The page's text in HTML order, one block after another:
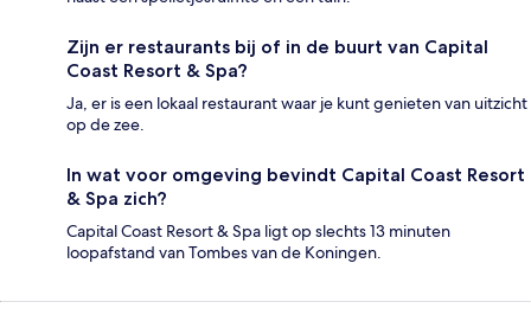
Zijn er restaurants bij of in de buurt van Capital
Coast Resort & Spa?
Ja, er is een lokaal restaurant waar je kunt genieten van uitzicht
op de zee.
In wat voor omgeving bevindt Capital Coast Resort
& Spa zich?
Capital Coast Resort & Spa ligt op slechts 13 minuten
loopafstand van Tombes van de Koningen.